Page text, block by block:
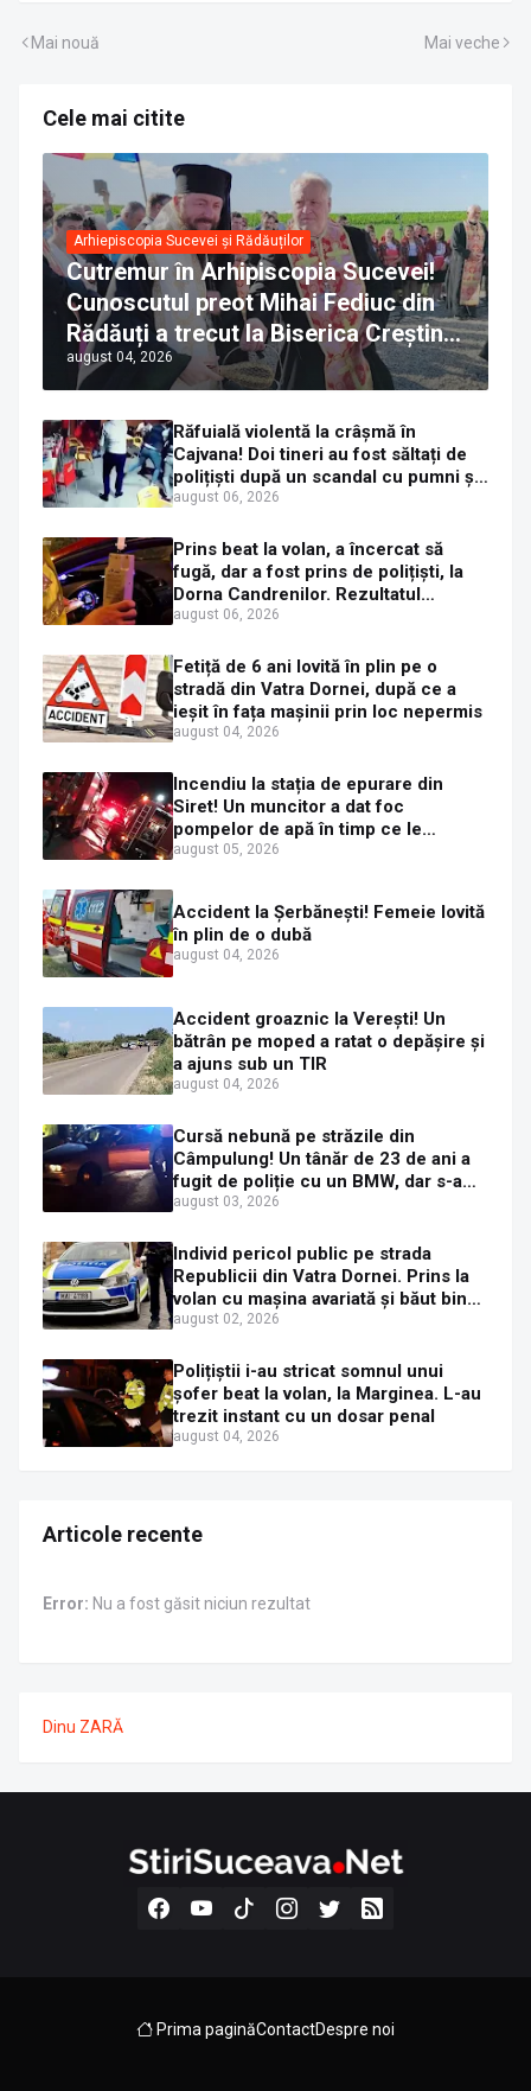
Mai nouă Mai veche
Cele mai citite
Arhiepiscopia Sucevei și Rădăuților
Cutremur în Arhipiscopia Sucevei!
Cunoscutul preot Mihai Fediuc din
Rădăuți a trecut la Biserica Creștină
Ortodoxă Valahă. ÎPS Calinic anunță
că îi pregătește judecata canonică
august 04, 2026
Răfuială violentă la crâșmă în
Cajvana! Doi tineri au fost săltați de
polițiști după un scandal cu pumni și
mașini distruse
august 06, 2026
Prins beat la volan, a încercat să
fugă, dar a fost prins de polițiști, la
Dorna Candrenilor. Rezultatul
etilotestului: 1,59 mg/l alcool pur în
august 06, 2026
Fetiță de 6 ani lovită în plin pe o
stradă din Vatra Dornei, după ce a
ieșit în fața mașinii prin loc nepermis
august 04, 2026
Incendiu la stația de epurare din
Siret! Un muncitor a dat foc
pompelor de apă în timp ce le
alimenta cu combustibil
august 05, 2026
Accident la Șerbănești! Femeie lovită
în plin de o dubă
august 04, 2026
Accident groaznic la Verești! Un
bătrân pe moped a ratat o depășire și
a ajuns sub un TIR
august 04, 2026
Cursă nebună pe străzile din
Câmpulung! Un tânăr de 23 de ani a
fugit de poliție cu un BMW, dar s-a
oprit într-un gard de pe strada
august 03, 2026
Individ pericol public pe strada
Republicii din Vatra Dornei. Prins la
volan cu mașina avariată și băut bine,
în plină zi
august 02, 2026
Polițiștii i-au stricat somnul unui
șofer beat la volan, la Marginea. L-au
trezit instant cu un dosar penal
august 04, 2026
Articole recente
Error: Nu a fost găsit niciun rezultat
Dinu ZARĂ
Prima paginăContactDespre noi